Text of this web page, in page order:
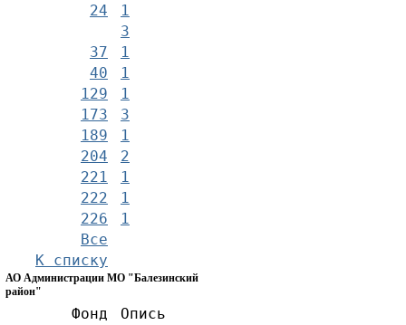
24
1
3
37
1
40
129
1
173
1
189
3
204
1
2
221
1
222
1
226
1
Все
К списку
АО Администрации МО "Балезинский
район"
Фонд
Опись